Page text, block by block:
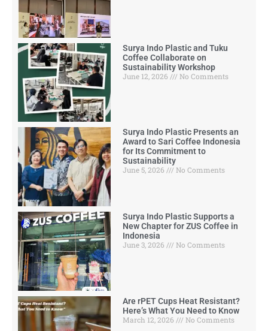
Surya Indo Plastic and Tuku
Coffee Collaborate on
Sustainability Workshop
June 12, 2026
No Comments
Surya Indo Plastic Presents an
Award to Sari Coffee Indonesia
for Its Commitment to
Sustainability
June 5, 2026
No Comments
Surya Indo Plastic Supports a
New Chapter for ZUS Coffee in
Indonesia
June 3, 2026
No Comments
Are rPET Cups Heat Resistant?
Here’s What You Need to Know
March 12, 2026
No Comments